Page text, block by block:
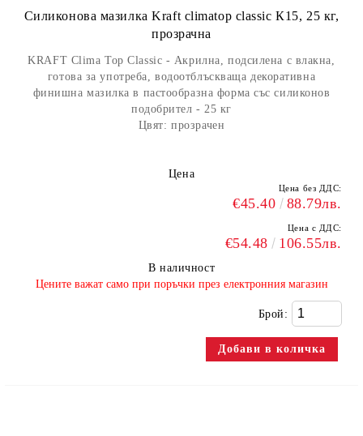
Силиконова мазилка Kraft climatop classic К15, 25 кг,
прозрачна
KRAFT Clima Top Classic - Акрилна, подсилена с влакна,
готова за употреба, водоотблъскваща декоративна
финишна мазилка в пастообразна форма със силиконов
подобрител - 25 кг
Цвят: прозрачен
Цена
Цена без ДДС:
€45.40 88.79лв.
Цена с ДДС:
€54.48 106.55лв.
В наличност
​Цените важат само при поръчки през електронния магазин
Брой: